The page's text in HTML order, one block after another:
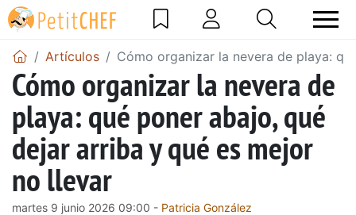
Artículos Cómo organizar la nevera de playa:
Cómo organizar la nevera de
playa: qué poner abajo, qué
dejar arriba y qué es mejor
no llevar
martes 9 junio 2026 09:00 - Patricia González